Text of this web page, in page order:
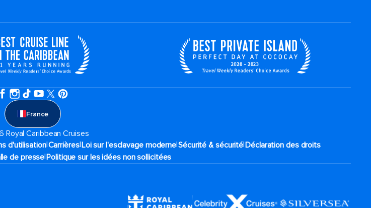
France
Royal Caribbean Cruises
d'utilisation|Carrières|Loi sur l'esclavage moderne|Sécurité & sécurité|Déclaration des droits
de presse|Politique sur les idées non sollicitées